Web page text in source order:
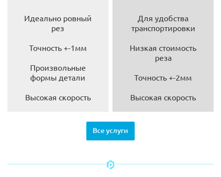
Идеально ровный
рез
Точность +-1мм
Произвольные
формы детали
Высокая скорость
Для удобства
транспортировки
Низкая стоимость
реза
Точность +-2мм
Высокая скорость
Все услуги